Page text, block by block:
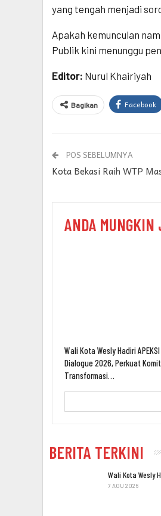
yang tengah menjadi
Apakah kemunculan
Publik kini menunggu
Editor: Nurul Khairiyah
Bagikan Facebook
POS SEBELUMNYA
Kota Bekasi Raih WTP
ANDA MUNGKIN
Wali Kota Wesly Hadiri
Dialogue 2026, Perkuat
Transformasi…
BERITA TERKINI
Wali Kota Wesly
7 AGU 2026